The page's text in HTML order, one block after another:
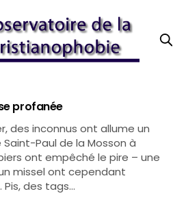
profanée
des inconnus ont allume un
Saint-Paul de la Mosson à
ont empêché le pire – une
missel ont cependant
des tags…